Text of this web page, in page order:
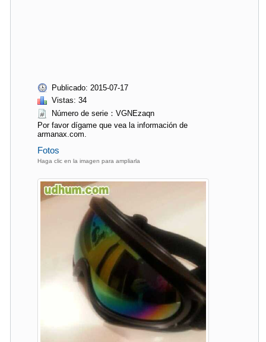
Publicado: 2015-07-17
Vistas: 34
Número de serie：VGNEzaqn
Por favor dígame que vea la información de
armanax.com.
Fotos
Haga clic en la imagen para ampliarla